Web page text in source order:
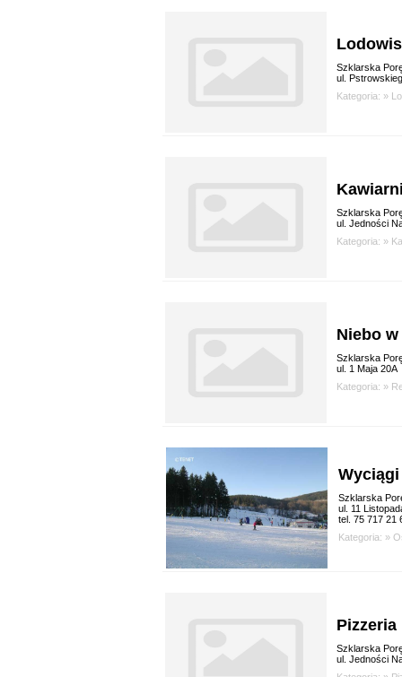
Szklarska
ul.
Kategoria: »
Szklarska
ul. Jedności
Kategoria: »
Niebo
Szklarska
ul. 1 Maja 20A
Kategoria: »
Szklarska
ul. 11
tel. 75 717 21
Kategoria: »
Szklarska
ul. Jedności